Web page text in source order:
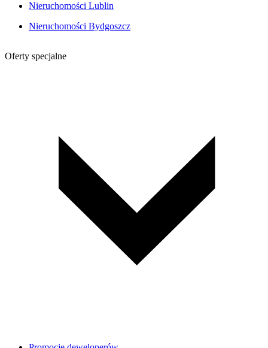
Nieruchomości Lublin
Nieruchomości Bydgoszcz
Oferty specjalne